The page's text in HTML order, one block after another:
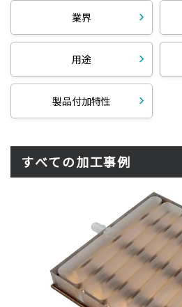
業界
用途
製品付加特性
すべての加工事例